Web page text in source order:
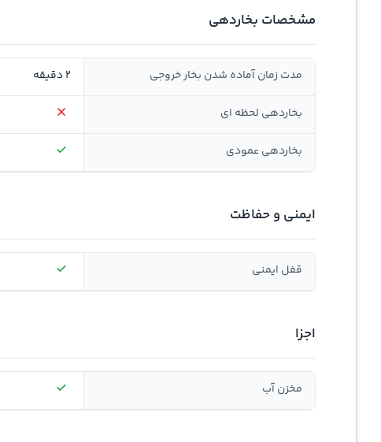
مشخصات بخاردهی
مدت زمان آماده شدن بخار خروجی 2 دقیقه
بخاردهی لحظه ای
بخاردهی عمودی
ایمنی و حفاظت
قفل ایمنی
اجزا
مخزن آب